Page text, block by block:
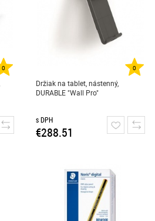
0 0
Držiak na tablet, nástenný,
DURABLE "Wall Pro"
s DPH
€288.51